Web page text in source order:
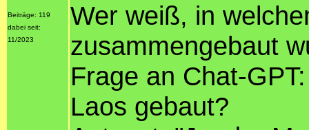
Beiträge: 119
dabei seit:
11/2023
Wer weiß, in
zusammengebaut
Frage an Chat-
Laos gebaut?